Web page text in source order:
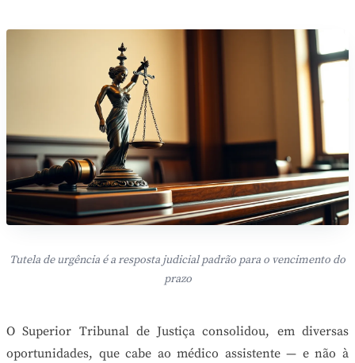
Tutela de urgência é a resposta judicial padrão para o vencimento do
prazo
O Superior Tribunal de Justiça consolidou, em diversas
oportunidades, que cabe ao médico assistente — e não à